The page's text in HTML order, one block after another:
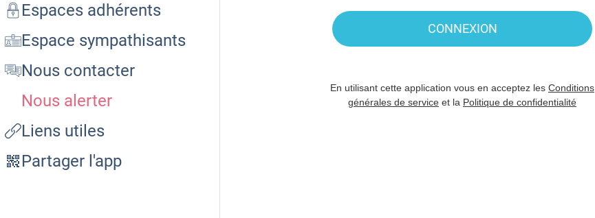
Espaces adhérents
Espace sympathisants
Nous contacter
Nous alerter
Liens utiles
Partager l'app
CONNEXION
En utilisant cette application vous en acceptez les Conditions
générales de service et la Politique de confidentialité